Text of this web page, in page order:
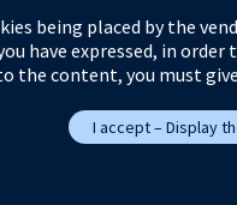
being placed by the
have expressed, in
the content, you must
I accept – Display